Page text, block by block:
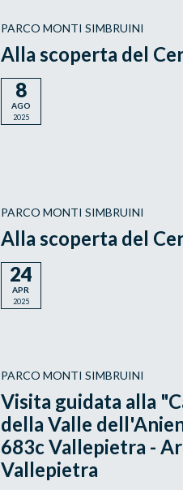
PARCO MONTI SIMBRUINI
Alla scoperta del
8
AGO
2025
PARCO MONTI SIMBRUINI
Alla scoperta del
24
APR
2025
PARCO MONTI SIMBRUINI
Visita guidata alla
della Valle
683c Vallepietra -
Vallepietra